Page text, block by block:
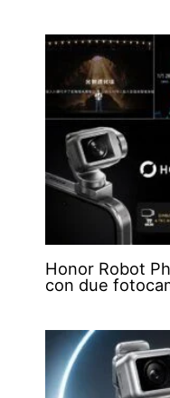
Honor Robot
con due